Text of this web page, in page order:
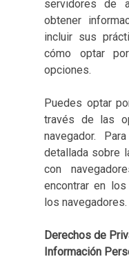
servidores de
obtener
incluir sus
cómo optar
opciones.
Puedes optar
través de las
navegador.
detallada sobre
con
encontrar en
los navegadores.
Derechos de
Información